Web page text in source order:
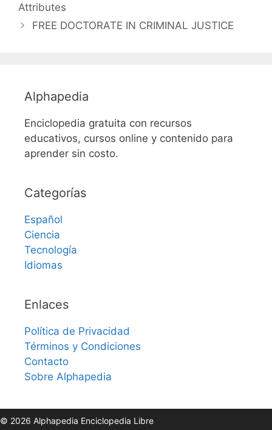
Attributes
FREE DOCTORATE IN CRIMINAL JUSTICE
Alphapedia
Enciclopedia gratuita con recursos
educativos, cursos online y contenido para
aprender sin costo.
Categorías
Español
Ciencia
Tecnología
Idiomas
Enlaces
Política de Privacidad
Términos y Condiciones
Contacto
Sobre Alphapedia